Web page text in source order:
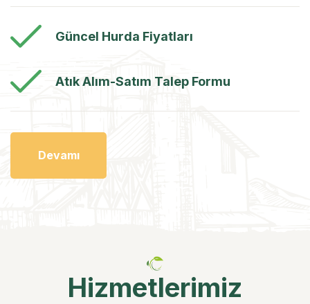
Güncel Hurda Fiyatları
Atık Alım-Satım Talep Formu
Devamı
Hizmetlerimiz